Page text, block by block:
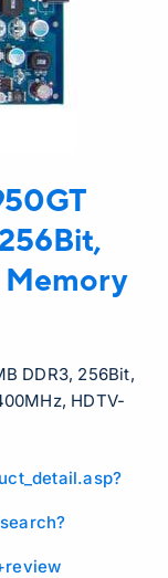
DDR3, 256Bit,
HDTV-